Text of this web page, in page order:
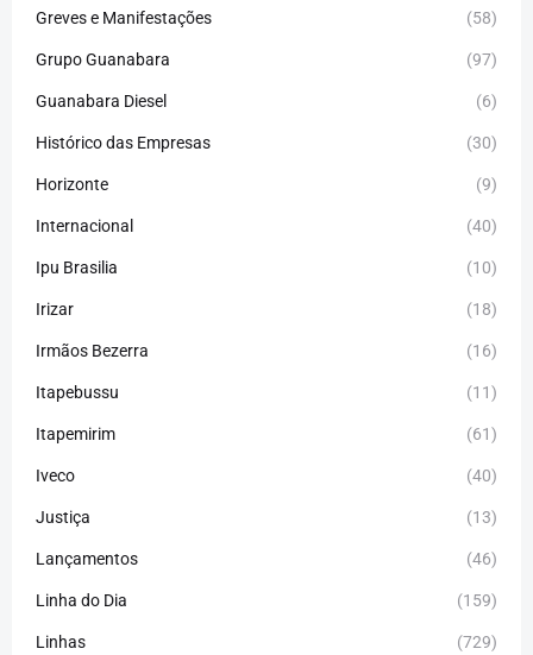
Greves e Manifestações (58)
Grupo Guanabara (97)
Guanabara Diesel (6)
Histórico das Empresas (30)
Horizonte (9)
Internacional (40)
Ipu Brasilia (10)
Irizar (18)
Irmãos Bezerra (16)
Itapebussu (11)
Itapemirim (61)
Iveco (40)
Justiça (13)
Lançamentos (46)
Linha do Dia (159)
Linhas (729)